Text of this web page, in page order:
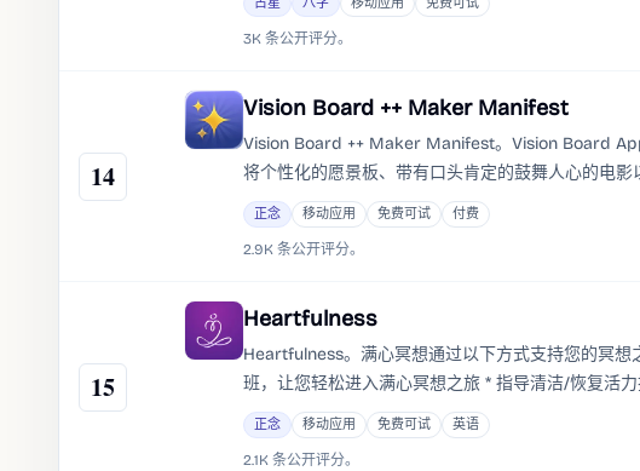
製了其在民間的傳播。
3K 条公开评分。
14
Vision Board ++ Maker Manifest
Vision Board ++ Maker Manifest。Vision Board
将个性化的愿景板、带有口头肯定的鼓舞人心的电
正念 移动应用 免费可试 付费
2.9K 条公开评分。
15
Heartfulness
Heartfulness。满心冥想通过以下方式支持您的冥
班，让您轻松进入满心冥想之旅 * 指导清洁/恢复活
乐和平静 * 世界知名专家的生活黑客课程 * 通过App
习惯 * 具体冥想技巧。
正念 移动应用 免费可试 英语
2.1K 条公开评分。